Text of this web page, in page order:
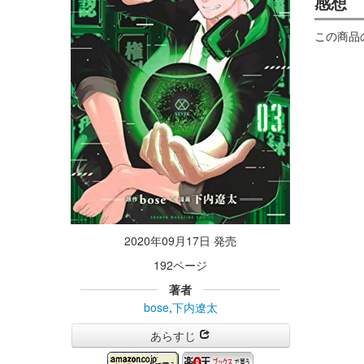
2020年09月17日 発売
192ページ
著者
bose,下内遼太
あらすじ
この商品